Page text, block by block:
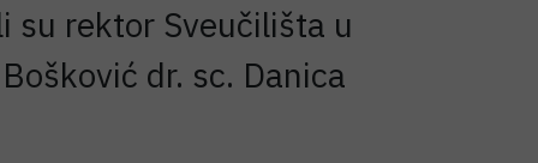
su rektor Sveučilišta u
dr. sc. Danica